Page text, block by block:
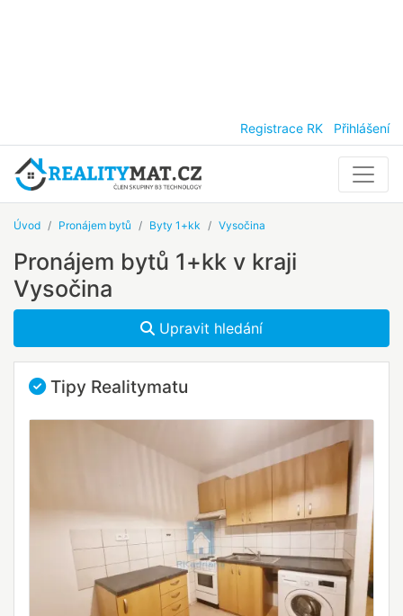
Registrace RK Přihlášení
Úvod Pronájem bytů Byty 1+kk Vysočina
Pronájem bytů 1+kk v kraji
Vysočina
Upravit hledání
Tipy Realitymatu